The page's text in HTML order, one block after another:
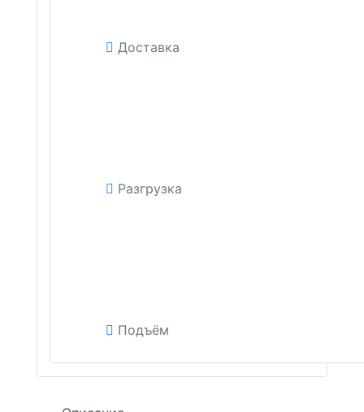
Доставка
Разгрузка
Подъём